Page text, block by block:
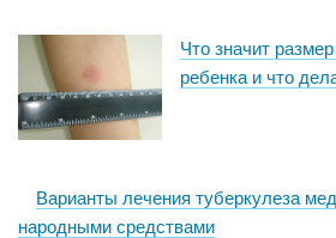
Что значит
ребенка и что
Варианты лечения туберкулеза
народными средствами